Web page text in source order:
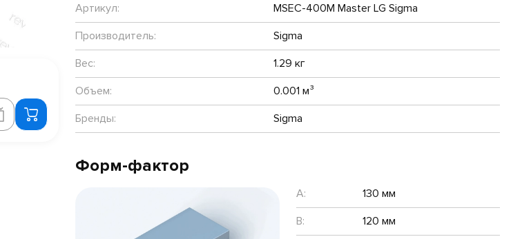
Артикул:
MSEC-400M Master LG Sigma
Производитель:
Sigma
Вес:
1.29 кг
Объем:
0.001 м³
Бренды:
Sigma
Форм-фактор
A:
130 мм
B:
120 мм